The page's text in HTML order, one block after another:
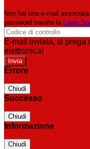
Non hai una e-mail
password tramite la Login
E-mail inviata, si prega
elettronica!
Errore
Chiudi
Successo
Chiudi
Informazione
Chiudi